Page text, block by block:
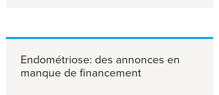
Endométriose: des annonces en
manque de financement